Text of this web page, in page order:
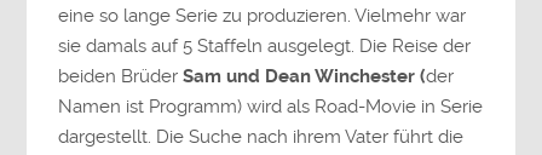
eine so lange Serie zu produzieren. Vielmehr war
sie damals auf 5 Staffeln ausgelegt. Die Reise der
beiden BrüderSam und Dean Winchester (der
Namen ist Programm) wird als Road-Movie in Serie
dargestellt. Die Suche nach ihrem Vater führt die